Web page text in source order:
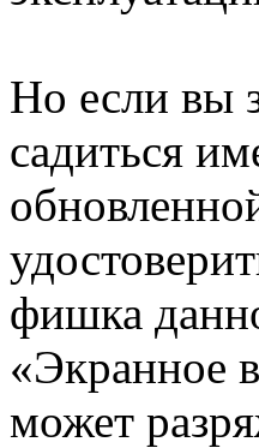
Но если вы
садиться
фишка
«Экранное
может